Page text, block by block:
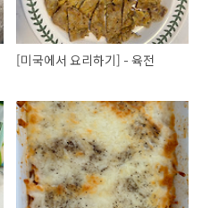
[미국에서 요리하기] - 육전